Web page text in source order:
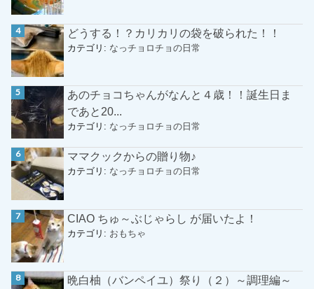
どうする！？カリカリの袋を破られた！！
カテゴリ: なっチョロチョの日常
あのチョコちゃんがなんと４歳！！誕生日ま
であと20...
カテゴリ: なっチョロチョの日常
ママクックからの贈り物♪
カテゴリ: なっチョロチョの日常
CIAO ちゅ～ぶじゃらし が届いたよ！
カテゴリ: おもちゃ
晩白柚（バンペイユ）祭り（２）～調理編～